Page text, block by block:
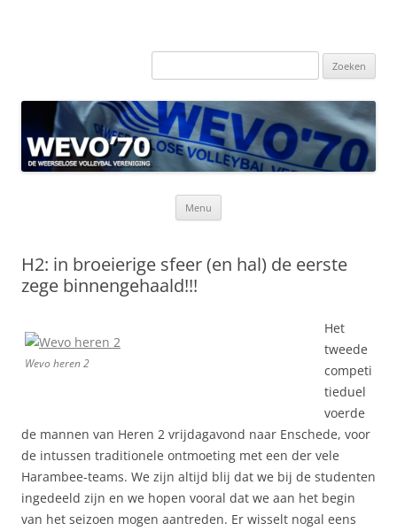
Zoeken
Menu
H2: in broeierige sfeer (en hal) de eerste
zege binnengehaald!!!
Wevo heren 2
Het
tweede
competi
tieduel
voerde
de mannen van Heren 2 vrijdagavond naar Enschede, voor
de intussen traditionele ontmoeting met een der vele
Harambee-teams. We zijn altijd blij dat we bij de studenten
ingedeeld zijn en we hopen vooral dat we aan het begin
van het seizoen mogen aantreden. Er wisselt nogal eens